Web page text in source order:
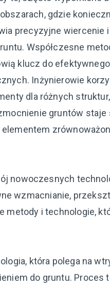
gdzie
precyzyjne wiercenie
Współczesne
klucz do
Inżynierowie
dla różnych
gruntów
nowoczesnych
wzmacnianie,
metody i technologie,
która polega na
do gruntu. Proces